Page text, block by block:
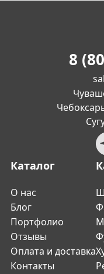
8
Каталог
О нас
Блог
Портфолио
Отзывы
Оплата и доставка
Контакты